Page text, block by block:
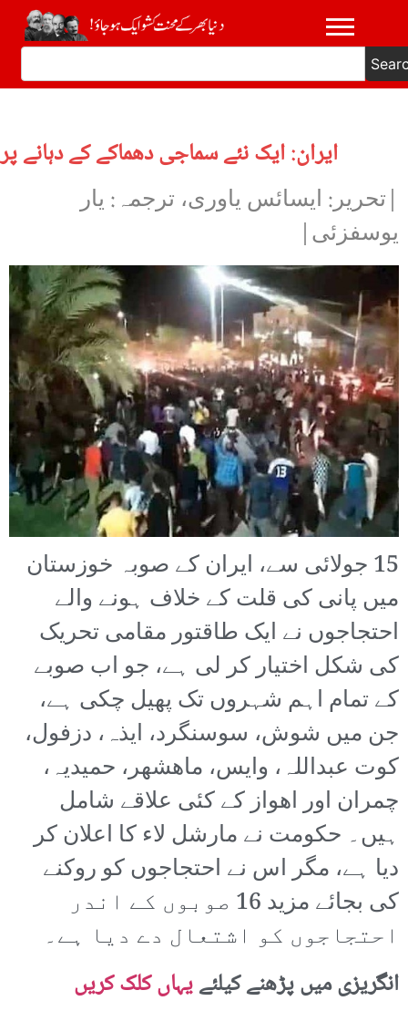
ایران: ایک نئے سماجی دھماکے کے دہانے پر
|تحریر: ایسائس یاوری، ترجمہ: یار
یوسفزئی|
15 جولائی سے، ایران کے صوبہ خوزستان
میں پانی کی قلت کے خلاف ہونے والے
احتجاجوں نے ایک طاقتور مقامی تحریک
کی شکل اختیار کر لی ہے، جو اب صوبے
کے تمام اہم شہروں تک پھیل چکی ہے،
جن میں شوش، سوسنگرد، ایذہ، دزفول،
کوت عبداللہ، وایس، ماھشھر، حمیدیہ،
چمران اور اھواز کے کئی علاقے شامل
ہیں۔ حکومت نے مارشل لاء کا اعلان کر
دیا ہے، مگر اس نے احتجاجوں کو روکنے
کی بجائے مزید 16 صوبوں کے اندر
احتجاجوں کو اشتعال دے دیا ہے۔
انگریزی میں پڑھنے کیلئےیہاں کلک کریں